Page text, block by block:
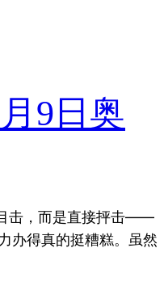
9日奥
击，而是直接抨击——
办得真的挺糟糕。虽然